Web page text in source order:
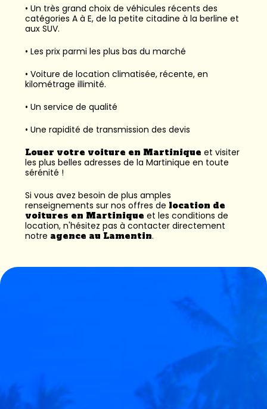
• Un très grand choix de véhicules récents des
catégories A à E, de la petite citadine à la berline et
aux SUV.
• Les prix parmi les plus bas du marché
• Voiture de location climatisée, récente, en
kilométrage illimité.
• Un service de qualité
• Une rapidité de transmission des devis
Louer votre voiture en Martinique et visiter
les plus belles adresses de la Martinique en toute
sérénité !
Si vous avez besoin de plus amples
renseignements sur nos offres de location de
voitures en Martinique et les conditions de
location, n'hésitez pas à contacter directement
notre agence au Lamentin.